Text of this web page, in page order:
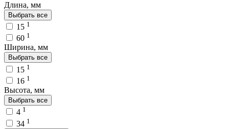
Длина, мм
Выбрать все
15 1
60 1
Ширина, мм
Выбрать все
15 1
16 1
Высота, мм
Выбрать все
4 1
34 1